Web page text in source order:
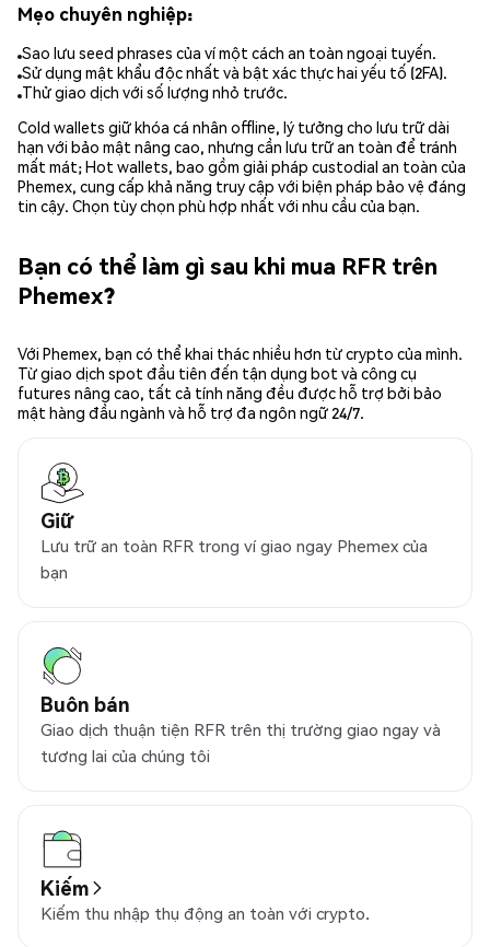
Mẹo chuyên nghiệp:
Sao lưu seed phrases của ví một cách an toàn ngoại tuyến.
Sử dụng mật khẩu độc nhất và bật xác thực hai yếu tố (2FA).
Thử giao dịch với số lượng nhỏ trước.
Cold wallets giữ khóa cá nhân offline, lý tưởng cho lưu trữ dài
hạn với bảo mật nâng cao, nhưng cần lưu trữ an toàn để tránh
mất mát; Hot wallets, bao gồm giải pháp custodial an toàn của
Phemex, cung cấp khả năng truy cập với biện pháp bảo vệ đáng
tin cậy. Chọn tùy chọn phù hợp nhất với nhu cầu của bạn.
Bạn có thể làm gì sau khi mua RFR trên
Phemex?
Với Phemex, bạn có thể khai thác nhiều hơn từ crypto của mình.
Từ giao dịch spot đầu tiên đến tận dụng bot và công cụ
futures nâng cao, tất cả tính năng đều được hỗ trợ bởi bảo
mật hàng đầu ngành và hỗ trợ đa ngôn ngữ 24/7.
Giữ
Lưu trữ an toàn RFR trong ví giao ngay Phemex của
bạn
Buôn bán
Giao dịch thuận tiện RFR trên thị trường giao ngay và
tương lai của chúng tôi
Kiếm
Kiếm thu nhập thụ động an toàn với crypto.